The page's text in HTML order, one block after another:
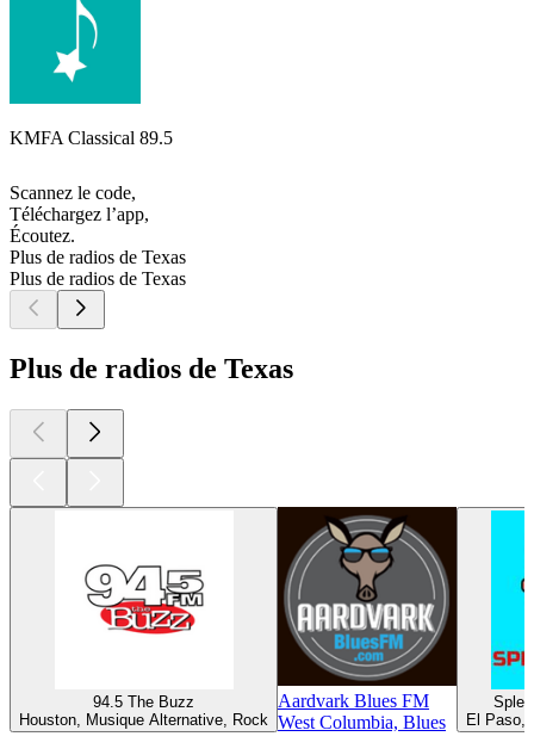
KMFA Classical 89.5
Scannez le code,
Téléchargez l’app,
Écoutez.
Plus de radios de Texas
Plus de radios de Texas
Plus de radios de Texas
94.5 The Buzz
Houston, Musique Alternative, Rock
Aardvark Blues FM
West Columbia, Blues
El Paso,